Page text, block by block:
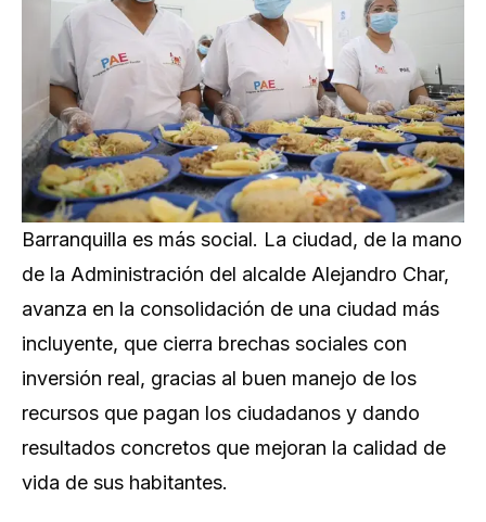
Barranquilla es más social. La ciudad, de la mano
de la Administración del alcalde Alejandro Char,
avanza en la consolidación de una ciudad más
incluyente, que cierra brechas sociales con
inversión real, gracias al buen manejo de los
recursos que pagan los ciudadanos y dando
resultados concretos que mejoran la calidad de
vida de sus habitantes.